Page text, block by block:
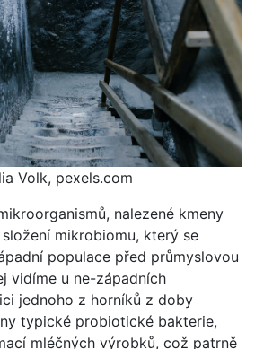
Volk, pexels.com
nalezené kmeny
mikrobiomu, který se
populace před průmyslovou
vidíme u ne-západních
jednoho z horníků z doby
typické probiotické bakterie,
mléčných výrobků, což patrně